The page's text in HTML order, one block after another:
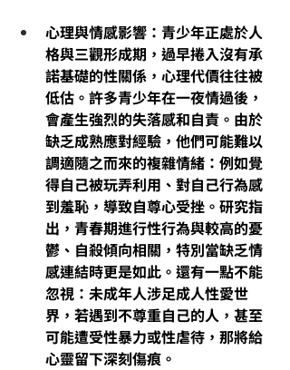
心理與情感影響：青少年正處於人
格與三觀形成期，過早捲入沒有承
諾基礎的性關係，心理代價往往被
低估。許多青少年在一夜情過後，
會產生強烈的失落感和自責 。由於
缺乏成熟應對經驗，他們可能難以
調適隨之而來的複雜情緒：例如覺
得自己被玩弄利用、對自己行為感
到羞恥，導致自尊心受挫。研究指
出，青春期進行性行為與較高的憂
鬱、自殺傾向相關，特別當缺乏情
感連結時更是如此。還有一點不能
忽視：未成年人涉足成人性愛世
界，若遇到不尊重自己的人，甚至
可能遭受性暴力或性虐待 ，那將給
心靈留下深刻傷痕。